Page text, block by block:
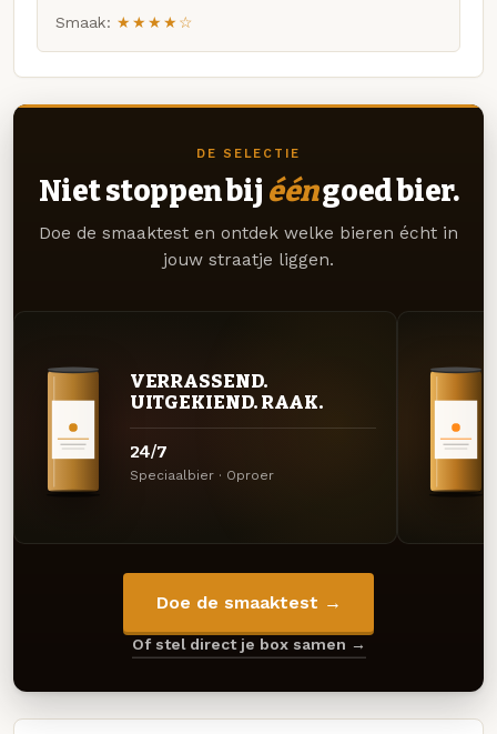
Smaak: ★★★★☆
DE SELECTIE
Niet stoppen bij ééngoed bier.
Doe de smaaktest en ontdek welke bieren écht in
jouw straatje liggen.
VERRASSEND.
UITGEKIEND. RAAK.
24/7
Speciaalbier · Oproer
Doe de smaaktest →
Of stel direct je box samen →